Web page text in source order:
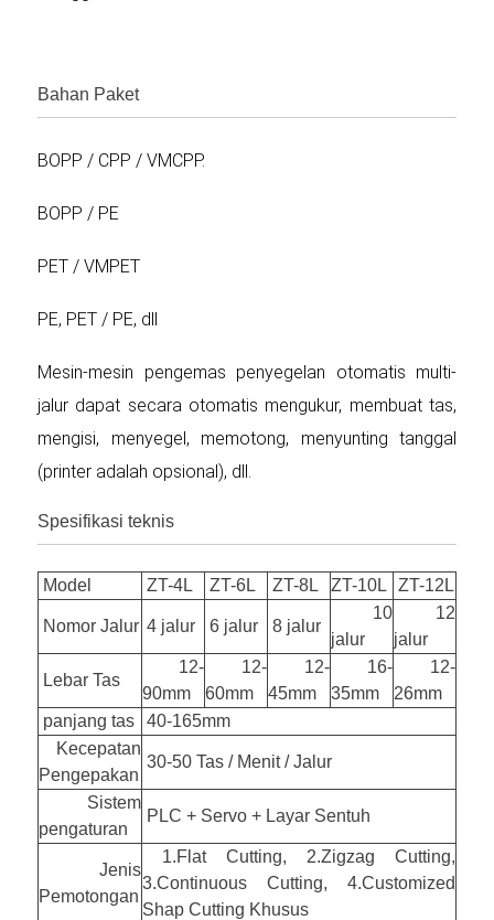
Bahan Paket
BOPP / CPP / VMCPP.
BOPP / PE
PET / VMPET
PE, PET / PE, dll
Mesin-mesin pengemas penyegelan otomatis multi-
jalur dapat secara otomatis mengukur, membuat tas,
mengisi, menyegel, memotong, menyunting tanggal
(printer adalah opsional), dll.
Spesifikasi teknis
Model ZT-4L ZT-6L ZT-8L ZT-10L ZT-12L
Nomor Jalur 4 jalur 6 jalur 8 jalur
10
jalur
12
jalur
Lebar Tas
12-
90mm
12-
60mm
12-
45mm
16-
35mm
12-
26mm
panjang tas
40-165mm
Kecepatan
Pengepakan
30-50 Tas / Menit / Jalur
Sistem
pengaturan
PLC + Servo + Layar Sentuh
Jenis
Pemotongan
1.Flat Cutting, 2.Zigzag Cutting,
3.Continuous Cutting, 4.Customized
Shap Cutting Khusus